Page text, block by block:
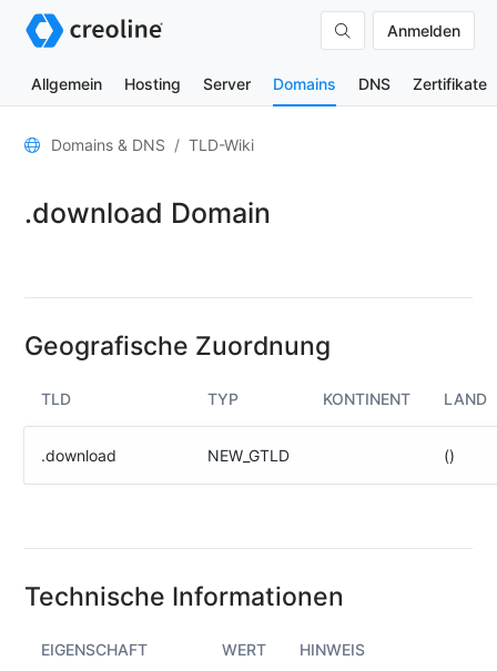
Anmelden
Allgemein Hosting Server Domains DNS Zertifikate
Allgemein
Kontakte
DNS-
Lookup
HTTP-
Test
HTTP-
Test
Domains & DNS TLD-Wiki
.download Domain
Geografische Zuordnung
TLD TYP KONTINENT LAND
.download NEW_GTLD ()
Technische Informationen
EIGENSCHAFT WERT HINWEIS